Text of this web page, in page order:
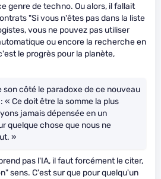
genre de techno. Ou alors, il fallait
"Si vous n'êtes pas dans la liste
vous ne pouvez pas utiliser
ou encore la recherche en
le progrès pour la planète,
son côté le paradoxe de ce nouveau
Ce doit être la somme la plus
jamais dépensée en un
quelque chose que nous ne
»
pas l'IA, il faut forcément le citer,
sens. C'est sur que pour quelqu'un